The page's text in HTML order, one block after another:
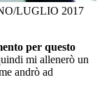
LUGLIO 2017
per questo
mi allenerò un
andrò ad